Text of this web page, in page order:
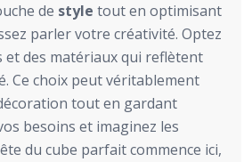
de style tout en optimisant
parler votre créativité. Optez
et des matériaux qui reflètent
Ce choix peut véritablement
tout en gardant
besoins et imaginez les
du cube parfait commence ici,